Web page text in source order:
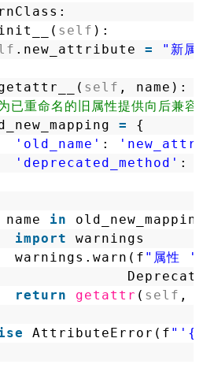
self ):
.new_attribute = "新属
self , name):
已重命名的旧属性提供向后兼容
=
{
'old_name' :
'deprecated_method' :
name in
import
warnings
warnings.warn(f "属性
return
getattr ( self ,
AttributeError(f